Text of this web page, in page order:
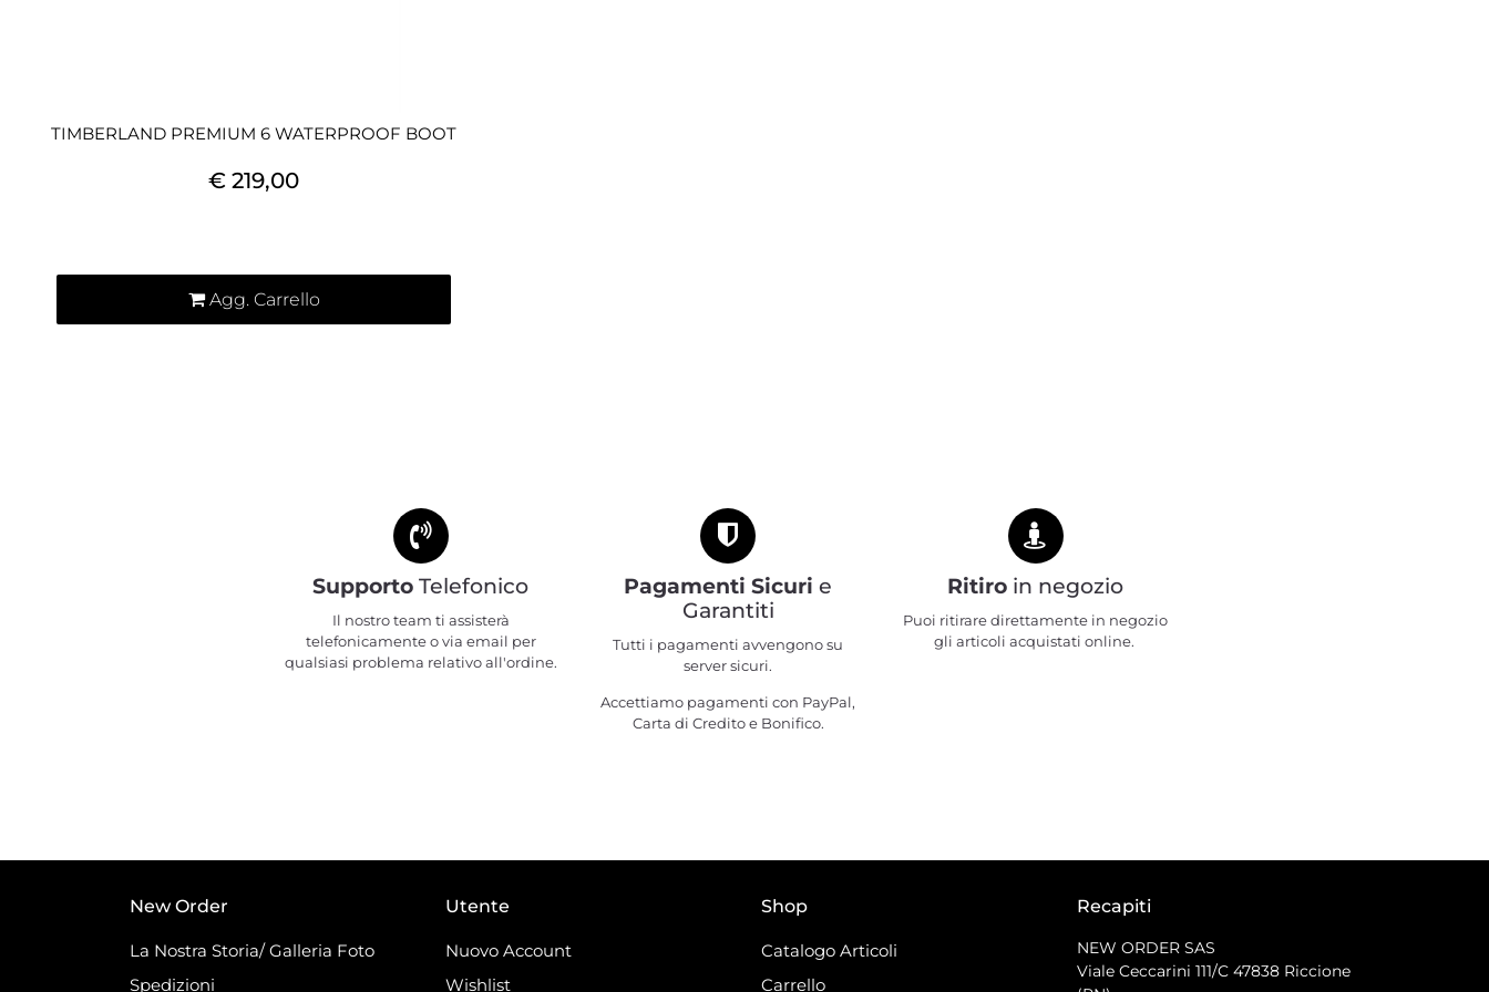
TIMBERLAND PREMIUM 6 WATERPROOF BOOT
€ 219,00
Agg. Carrello
Supporto Telefonico
Il nostro team ti assisterà
telefonicamente o via email per
qualsiasi problema relativo all'ordine.
Pagamenti Sicuri e
Garantiti
Tutti i pagamenti avvengono su
server sicuri.
Accettiamo pagamenti con PayPal,
Carta di Credito e Bonifico.
Ritiro in negozio
Puoi ritirare direttamente in negozio
gli articoli acquistati online.
New Order
La Nostra Storia/ Galleria Foto
Spedizioni
Utente
Nuovo Account
Wishlist
Shop
Catalogo Articoli
Carrello
Recapiti
NEW ORDER SAS
Viale Ceccarini 111/C 47838 Riccione